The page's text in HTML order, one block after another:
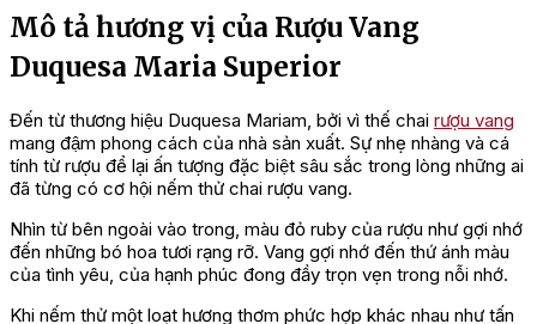
Mô tả hương vị của Rượu Vang
Duquesa Maria Superior
Đến từ thương hiệu Duquesa Mariam, bởi vì thế chai rượu vang
mang đậm phong cách của nhà sản xuất. Sự nhẹ nhàng và cá
tính từ rượu để lại ấn tượng đặc biệt sâu sắc trong lòng những ai
đã từng có cơ hội nếm thử chai rượu vang.
Nhìn từ bên ngoài vào trong, màu đỏ ruby của rượu như gợi nhớ
đến những bó hoa tươi rạng rỡ. Vang gợi nhớ đến thứ ánh màu
của tình yêu, của hạnh phúc đong đầy trọn vẹn trong nỗi nhớ.
Khi nếm thử một loạt hương thơm phức hợp khác nhau như tấn